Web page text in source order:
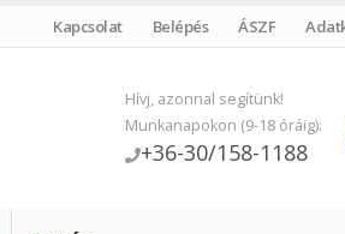
Kapcsolat Belépés ÁSZF
Hívj, azonnal segítünk!
Munkanapokon (9-18 óráig):
+36-30/158-1188